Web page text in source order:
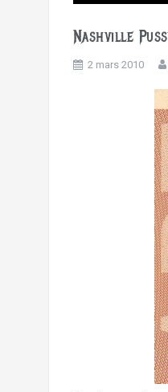
Nashville
2 mars 2010